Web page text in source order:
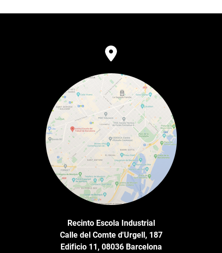
Recinto Escola Industrial
Calle del Comte d'Urgell, 187
Edificio 11, 08036 Barcelona